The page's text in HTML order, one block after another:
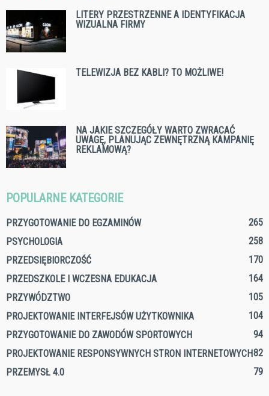
LITERY PRZESTRZENNE A IDENTYFIKACJA
WIZUALNA FIRMY
TELEWIZJA BEZ KABLI? TO MOŻLIWE!
NA JAKIE SZCZEGÓŁY WARTO ZWRACAĆ
UWAGĘ, PLANUJĄC ZEWNĘTRZNĄ KAMPANIĘ
REKLAMOWĄ?
POPULARNE KATEGORIE
PRZYGOTOWANIE DO EGZAMINÓW
265
PSYCHOLOGIA
258
PRZEDSIĘBIORCZOŚĆ
170
PRZEDSZKOLE I WCZESNA EDUKACJA
164
PRZYWÓDZTWO
105
PROJEKTOWANIE INTERFEJSÓW UŻYTKOWNIKA
104
PRZYGOTOWANIE DO ZAWODÓW SPORTOWYCH
94
PROJEKTOWANIE RESPONSYWNYCH STRON INTERNETOWYCH82
PRZEMYSŁ 4.0
79